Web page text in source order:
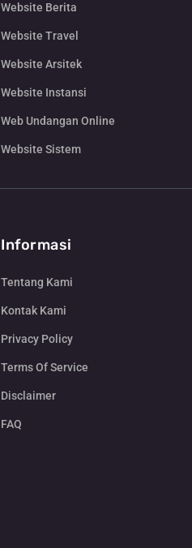
Website Berita
Website Travel
Website Arsitek
Website Instansi
Web Undangan Online
Website Sistem
Informasi
Tentang Kami
Kontak Kami
Privacy Policy
Terms Of Service
Disclaimer
FAQ